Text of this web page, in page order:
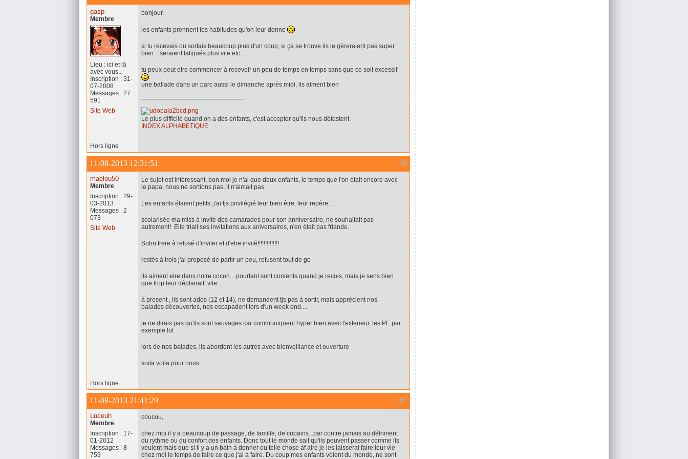
gasp
Membre
Lieu : ici et là
avec vous...
Inscription : 31-
07-2008
Messages : 27
591
Site Web
bonjour,
les enfants prennent les habitudes qu'on leur donne
si tu recevais ou sortais beaucoup plus d'un coup, si ça se trouve ils le gèreraient pas super
bien... seraient fatigués plus vite etc....
tu peux peut etre commencer à recevoir un peu de temps en temps sans que ce soit excessif
une ballade dans un parc aussi le dimanche après midi, ils aiment bien
Le plus difficile quand on a des enfants, c'est accepter qu'ils nous détestent.
INDEX ALPHABETIQUE
Hors ligne
#6
11-08-2013 12:31:51
maelou50
Membre
Inscription : 29-
03-2013
Messages : 2
073
Site Web
Le sujet est intéressant, bon moi je n'ai que deux enfants, le temps que l'on était encore avec
le papa, nous ne sortions pas, il n'aimait pas.
Les enfants étaient petits, j'ai tjs privilégié leur bien être, leur repère...
scolarisée ma miss à invité des camarades pour son anniversaire, ne souhaitait pas
autrement! Elle triait ses invitations aux aniversaires, n'en était pas friande.
Sobn frere à refusé d'inviter et d'etre invité!!!!!!!!!!!!!!
restés à trois j'ai proposé de partir un peu, refusent tout de go
ils aiment etre dans notre cocon....pourtant sont contents quand je recois, mais je sens bien
que trop leur déplairait vite.
à present , ils sont ados (12 et 14), ne demandent tjs pas à sortir, mais apprécient nos
balades découvertes, nos escapadent lors d'un week end.....
je ne dirais pas qu'ils sont sauvages car communiquent hyper bien avec l'exterieur, les PE par
exemple lol
lors de nos balades, ils abordent les autres avec bienveillance et ouverture
voila voila pour nous
Hors ligne
#7
11-08-2013 21:41:29
Luceuh
Membre
Inscription : 17-
01-2012
Messages : 8
753
coucou,
chez moi il y a beaucoup de passage, de famille, de copains...par contre jamais au détriment
du rythme ou du confort des enfants. Donc tout le monde sait qu'ils peuvent passer comme ils
veulent mais que si il y a un bain à donner ou telle chose àf aire je les laisserai faire leur vie
chez moi le temps de faire ce que j'ai à faire. Du coup mes enfants voient du monde, ne sont